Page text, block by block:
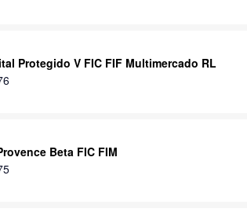
Protegido V FIC FIF Multimercado RL
Beta FIC FIM